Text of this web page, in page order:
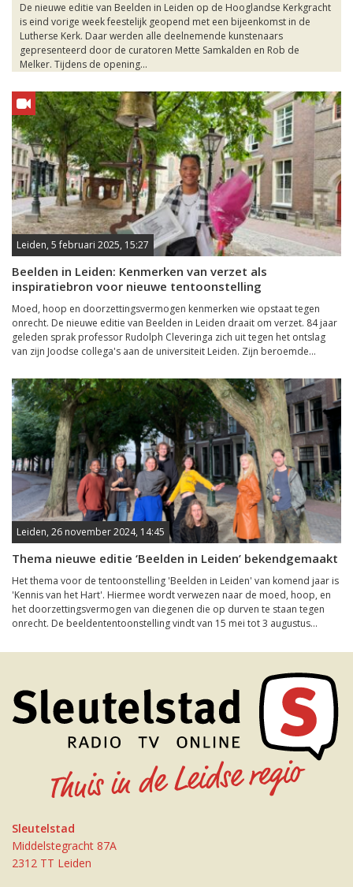
De nieuwe editie van Beelden in Leiden op de Hooglandse Kerkgracht
is eind vorige week feestelijk geopend met een bijeenkomst in de
Lutherse Kerk. Daar werden alle deelnemende kunstenaars
gepresenteerd door de curatoren Mette Samkalden en Rob de
Melker. Tijdens de opening...
Leiden, 5 februari 2025, 15:27
Beelden in Leiden: Kenmerken van verzet als
inspiratiebron voor nieuwe tentoonstelling
Moed, hoop en doorzettingsvermogen kenmerken wie opstaat tegen
onrecht. De nieuwe editie van Beelden in Leiden draait om verzet. 84 jaar
geleden sprak professor Rudolph Cleveringa zich uit tegen het ontslag
van zijn Joodse collega's aan de universiteit Leiden. Zijn beroemde...
Leiden, 26 november 2024, 14:45
Thema nieuwe editie ‘Beelden in Leiden’ bekendgemaakt
Het thema voor de tentoonstelling 'Beelden in Leiden' van komend jaar is
'Kennis van het Hart'. Hiermee wordt verwezen naar de moed, hoop, en
het doorzettingsvermogen van diegenen die op durven te staan tegen
onrecht. De beeldententoonstelling vindt van 15 mei tot 3 augustus...
Sleutelstad
Middelstegracht 87A
2312 TT Leiden